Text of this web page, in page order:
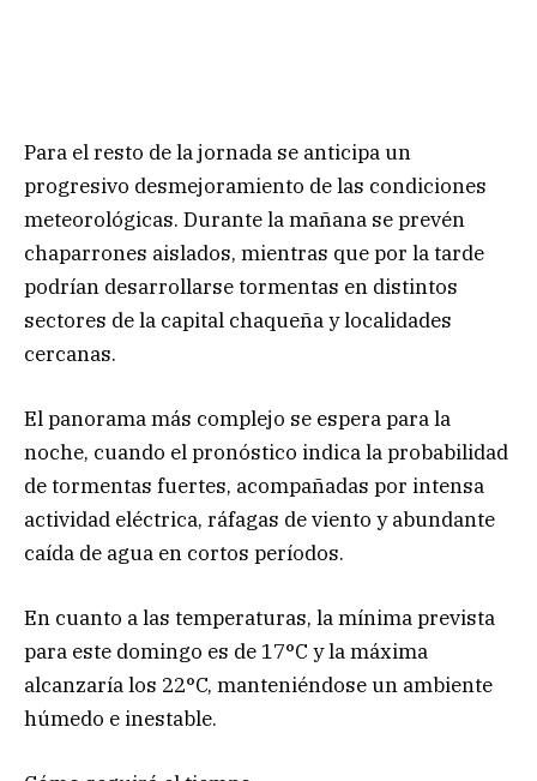
Para el resto de la jornada se anticipa un
progresivo desmejoramiento de las condiciones
meteorológicas. Durante la mañana se prevén
chaparrones aislados, mientras que por la tarde
podrían desarrollarse tormentas en distintos
sectores de la capital chaqueña y localidades
cercanas.
El panorama más complejo se espera para la
noche, cuando el pronóstico indica la probabilidad
de tormentas fuertes, acompañadas por intensa
actividad eléctrica, ráfagas de viento y abundante
caída de agua en cortos períodos.
En cuanto a las temperaturas, la mínima prevista
para este domingo es de 17°C y la máxima
alcanzaría los 22°C, manteniéndose un ambiente
húmedo e inestable.